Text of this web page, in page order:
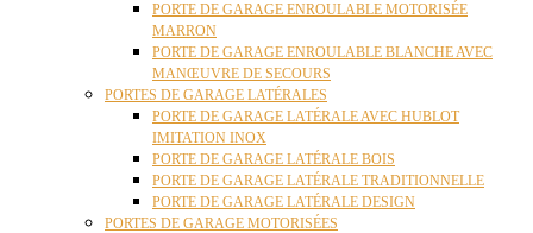
PORTE DE GARAGE ENROULABLE MOTORISÉE
MARRON
PORTE DE GARAGE ENROULABLE BLANCHE AVEC
MANŒUVRE DE SECOURS
PORTES DE GARAGE LATÉRALES
PORTE DE GARAGE LATÉRALE AVEC HUBLOT
IMITATION INOX
PORTE DE GARAGE LATÉRALE BOIS
PORTE DE GARAGE LATÉRALE TRADITIONNELLE
PORTE DE GARAGE LATÉRALE DESIGN
PORTES DE GARAGE MOTORISÉES